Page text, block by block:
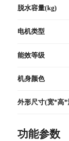
脱水容量(kg)
电机类型
能效等级
机身颜色
外形尺寸(宽*高*
功能参数